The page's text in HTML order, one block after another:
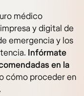
médico
y digital de
emergencia y los
Infórmate
en la
cómo proceder en